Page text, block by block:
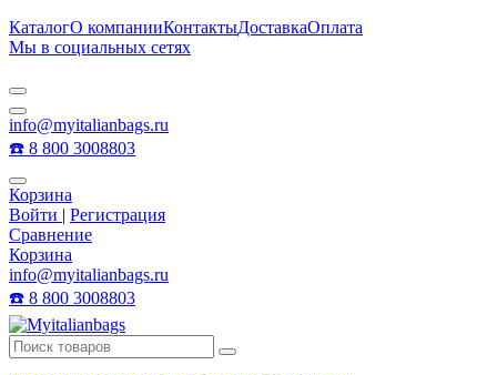
КаталогО компанииКонтактыДоставкаОплата
Мы в социальных сетях
info@myitalianbags.ru
☎️ 8 800 3008803
Корзина
Войти | Регистрация
Сравнение
Корзина
info@myitalianbags.ru
☎️ 8 800 3008803